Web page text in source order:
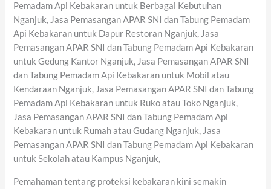
Pemadam Api Kebakaran untuk Berbagai Kebutuhan
Nganjuk, Jasa Pemasangan APAR SNI dan Tabung Pemadam
Api Kebakaran untuk Dapur Restoran Nganjuk, Jasa
Pemasangan APAR SNI dan Tabung Pemadam Api Kebakaran
untuk Gedung Kantor Nganjuk, Jasa Pemasangan APAR SNI
dan Tabung Pemadam Api Kebakaran untuk Mobil atau
Kendaraan Nganjuk, Jasa Pemasangan APAR SNI dan Tabung
Pemadam Api Kebakaran untuk Ruko atau Toko Nganjuk,
Jasa Pemasangan APAR SNI dan Tabung Pemadam Api
Kebakaran untuk Rumah atau Gudang Nganjuk, Jasa
Pemasangan APAR SNI dan Tabung Pemadam Api Kebakaran
untuk Sekolah atau Kampus Nganjuk,
Pemahaman tentang proteksi kebakaran kini semakin